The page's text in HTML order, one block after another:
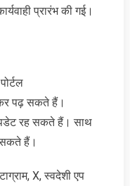
प्रारंभ की गई।
पढ़ सकते हैं।
रह सकते हैं। साथ
सकते हैं।
X, स्‍वदेशी एप